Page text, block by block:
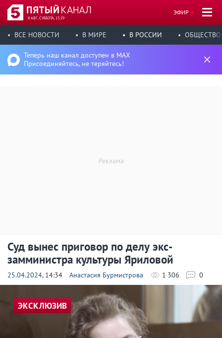
8 АВГ, СУББОТА, 13:29
ЭФИР
ВСЕ НОВОСТИ В МИРЕ В РОССИИ ОБЩЕСТВО
Теперь наш канал доступен в MAX
Присоединяйтесь, не теряйтесь!
Суд вынес приговор по делу экс-
замминистра культуры Яриловой
25.04.2024, 14:34 Анастасия Бурмистрова 1 306 0
ЭКСКЛЮЗИВ